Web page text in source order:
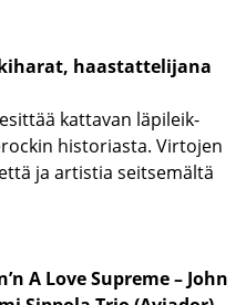
haas­tat­te­li­ja­na
kat­ta­van lä­pi­leik­
his­to­rias­ta. Vir­to­jen
ja ar­tis­tia seit­se­mäl­tä
A Love Supre­me – John